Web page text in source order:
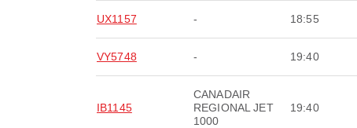
UX1157 - 18:55
VY5748 - 19:40
IB1145
CANADAIR
REGIONAL JET
1000
19:40